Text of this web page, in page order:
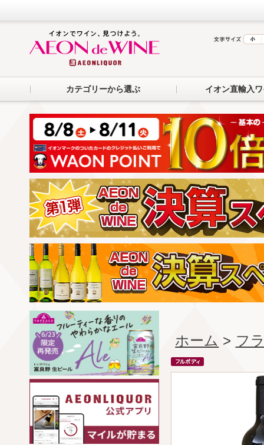
カテゴリーから選ぶ イオン直輸入
ホーム > フ